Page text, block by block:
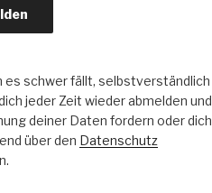
es schwer fällt, selbstverständlich
jeder Zeit wieder abmelden und
deiner Daten fordern oder dich
über den Datenschutz